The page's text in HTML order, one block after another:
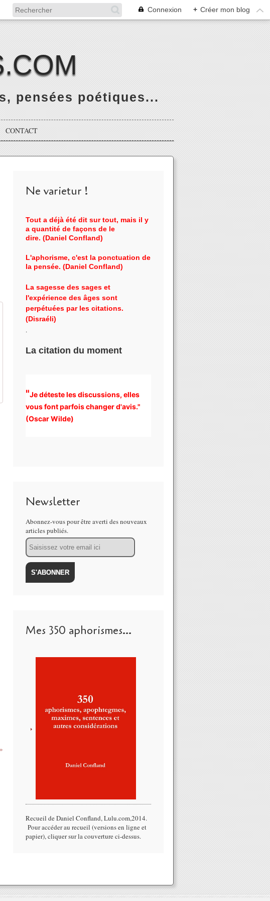
Connexion + Créer mon blog
pensées poétiques...
CONTACT
Ne varietur !
Tout a déjà été dit sur tout, mais il y
a quantité de façons de le
dire. (Daniel Confland)
L'aphorisme, c'est la ponctuation de
la pensée. (Daniel Confland)
La sagesse des sages et
l'expérience des âges sont
perpétuées par les citations.
(Disraéli)
.
La citation du moment
"Je déteste les discussions, elles
vous font parfois changer d'avis."
(Oscar Wilde)
Newsletter
Abonnez-vous pour être averti des nouveaux
articles publiés.
Email
Mes 350 aphorismes...
Recueil de Daniel Confland, Lulu.com,2014.​
Pour accéder au recueil (versions en ligne et
papier), cliquer sur la couverture ci-dessus.